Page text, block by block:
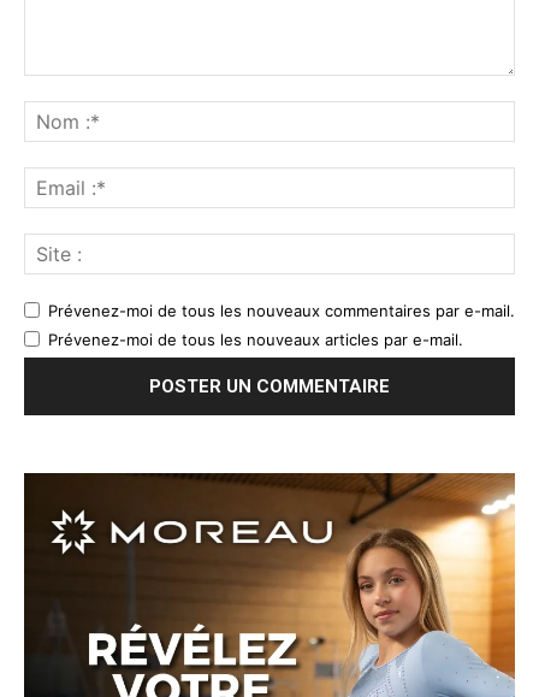
Prévenez-moi de tous les nouveaux commentaires par e-mail.
Prévenez-moi de tous les nouveaux articles par e-mail.